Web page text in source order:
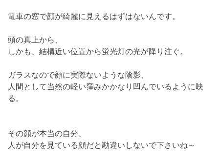
電車の窓で顔が綺麗に見えるはずはないんです。
頭の真上から、
しかも、結構近い位置から蛍光灯の光が降り注ぐ。
ガラスなので顔に実際ないような陰影、
人間として当然の軽い窪みかかなり凹んでいるように映
る。
その顔が本当の自分、
人が自分を見ている顔だと勘違いしないで下さいね～